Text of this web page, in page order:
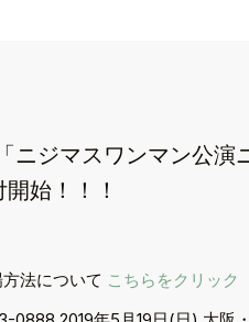
ニジマスワンマン公
始！！！
法について こちらをクリック